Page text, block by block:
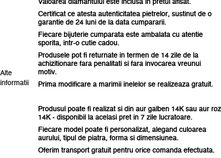
Alte
informatii
Valoarea diamantului este inclusa in pretul afisat.
Certificat ce atesta autenticitatea pietrelor, sustinut de o
garantie de 24 luni de la data cumpararii.
Fiecare bijuterie cumparata este ambalata cu atentie
sporita, intr-o cutie cadou.
Produsele pot fi returnate in termen de 14 zile de la
achizitionare fara penalitati si fara invocarea vreunui
motiv.
Prima modificare a marimii inelelor se realizeaza gratuit.
Produsul poate fi realizat si din aur galben 14K sau aur roz
14K - disponibil la acelasi pret in 7 zile lucratoare.
Fiecare model poate fi personalizat, alegand culoarea
aurului, tipul de piatra, forma si dimensiunea.
Oferim transport gratuit pentru orice comanda efectuata.